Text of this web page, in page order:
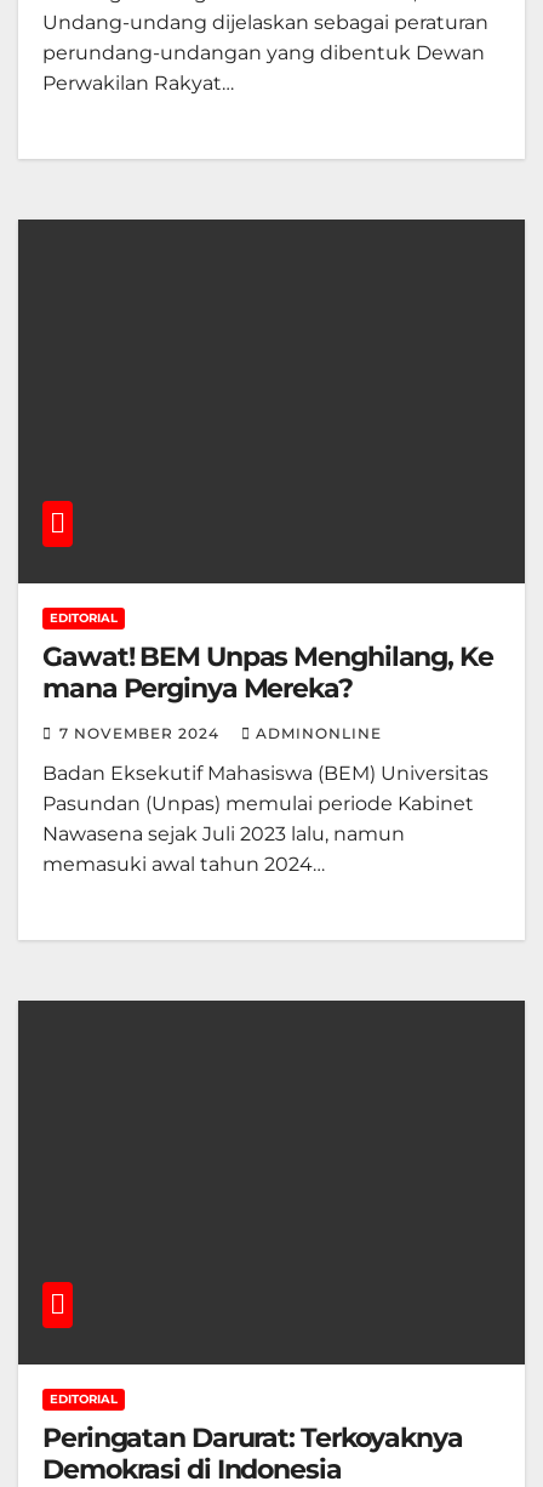
Undang-undang dijelaskan sebagai peraturan
perundang-undangan yang dibentuk Dewan
Perwakilan Rakyat…
EDITORIAL
Gawat! BEM Unpas Menghilang, Ke
mana Perginya Mereka?
7 NOVEMBER 2024 ADMINONLINE
Badan Eksekutif Mahasiswa (BEM) Universitas
Pasundan (Unpas) memulai periode Kabinet
Nawasena sejak Juli 2023 lalu, namun
memasuki awal tahun 2024…
EDITORIAL
Peringatan Darurat: Terkoyaknya
Demokrasi di Indonesia